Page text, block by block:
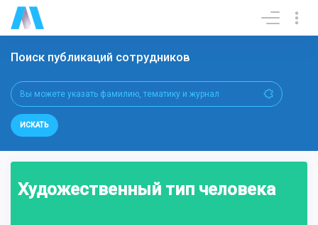
Поиск публикаций сотрудников
ИСКАТЬ
Художественный тип человека